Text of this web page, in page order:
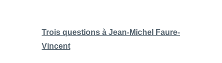
Trois questions à Jean-Michel Faure-
Vincent